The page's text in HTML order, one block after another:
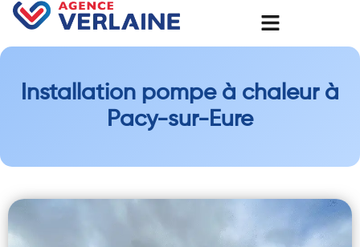
Installation pompe à chaleur à
Pacy-sur-Eure